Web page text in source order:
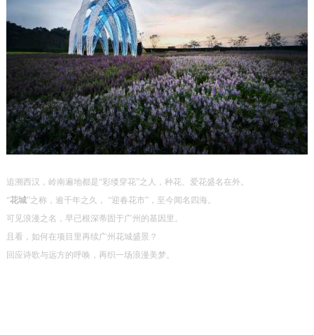
追溯西汉，岭南遍地都是“彩缕穿花”之人，种花、爱花盛名在外。
“花城”之称，逾千年之久， “迎春花市”，至今闻名四海。
可见浪漫之名，早已根深蒂固于广州的基因里。
且看，如何在项目里再续广州花城盛景？
回应诗歌与远方的呼唤，再织一场浪漫美梦。